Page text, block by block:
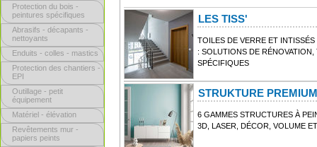
Protection du bois -
peintures spécifiques
Abrasifs - décapants -
nettoyants
Enduits - colles - mastics
Protection des chantiers -
EPI
Outillage - petit
équipement
Matériel - élévation
Revêtements mur -
papiers peints
LES TISS'
TOILES DE VERRE ET
: SOLUTIONS DE
SPÉCIFIQUES
STRUKTURE
6 GAMMES STRUCTURES À
3D, LASER, DÉCOR, VOLUME